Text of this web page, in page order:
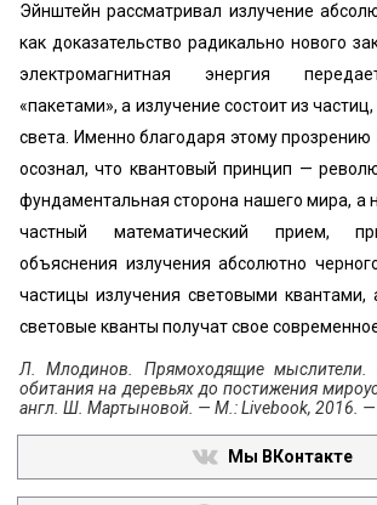
Эйнштейн рассматривал излучение
как доказательство радикально нового
электромагнитная энергия
«пакетами», а излучение состоит из
света. Именно благодаря этому
осознал, что квантовый принцип —
фундаментальная сторона нашего мира, а
частный математический прием,
объяснения излучения абсолютно
частицы излучения световыми квантами,
световые кванты получат свое
Л. Млодинов. Прямоходящие мыслители.
обитания на деревьях до постижения
англ. Ш. Мартыновой. — М.: Livebook, 2016. —
Мы ВКонтакте